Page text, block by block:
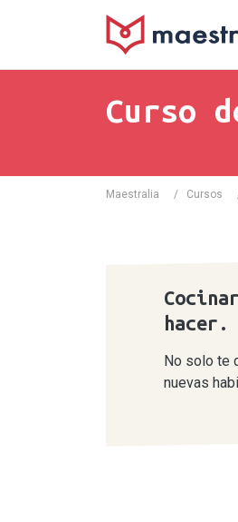
Curso
Maestralia / Cursos
hacer.
No solo te
nuevas